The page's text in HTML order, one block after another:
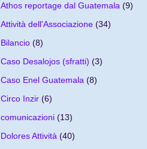
Athos reportage dal Guatemala (9)
Attività dell'Associazione (34)
Bilancio (8)
Caso Desalojos (sfratti) (3)
Caso Enel Guatemala (8)
Circo Inzir (6)
comunicazioni (13)
Dolores Attività (40)